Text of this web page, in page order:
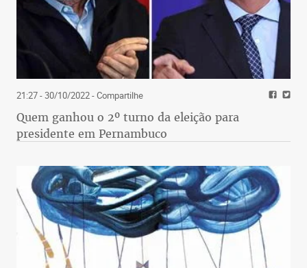
21:27 - 30/10/2022- Compartilhe
Quem ganhou o 2º turno da eleição para
presidente em Pernambuco